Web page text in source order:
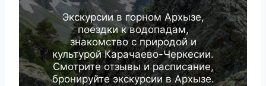
Экскурсии в горном Архызе,
поездки к водопадам,
знакомство с природой и
культурой Карачаево-Черкесии.
Смотрите отзывы и расписание,
бронируйте экскурсии в Архызе.